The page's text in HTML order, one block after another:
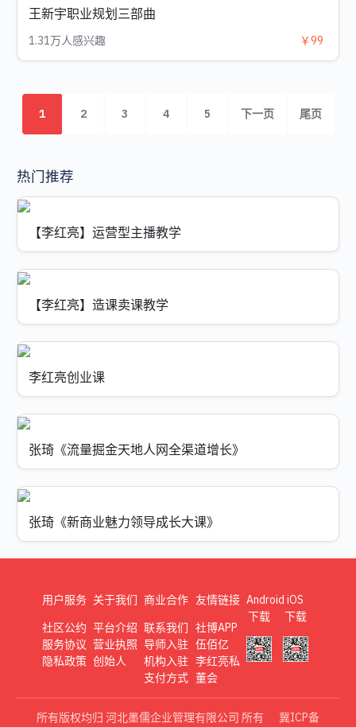
王新宇职业规划三部曲
1.31万人感兴趣 ￥99
1 2 3 4 5 下一页 尾页
热门推荐
【李红亮】运营型主播教学
【李红亮】造课卖课教学
李红亮创业课
张琦《流量掘金天地人网全渠道增长》
张琦《新商业魅力领导成长大课》
用户服务
社区公约
服务协议
隐私政策
关于我们
平台介绍
营业执照
创始人
商业合作
联系我们
导师入驻
机构入驻
支付方式
友情链接
社博APP
伍佰亿
李红亮私
董会
Android
下载
iOS
下载
所有版权均归 河北墨儒企业管理有限公司 所有
冀ICP备